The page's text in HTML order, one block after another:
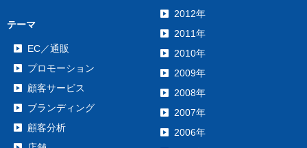
テーマ
EC／通販
プロモーション
顧客サービス
ブランディング
顧客分析
2012年
2011年
2010年
2009年
2008年
2007年
2006年